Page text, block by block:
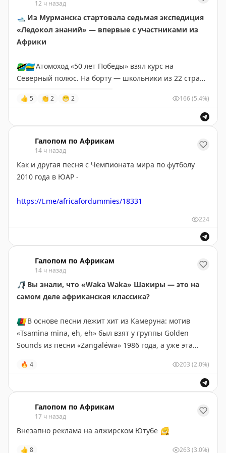
«Бурлаки на Волге», «Запорожцы пишут письмо
турецкому султану», «Иван Грозный и сын его Иван»,
«Не ждали», «Крестный ход в Курской губернии».
Telegram|ВК|Max
12 ч назад
🛥 Из Мурманска стартовала седьмая экспедиция
«Ледокол знаний» — впервые с участниками из
Африки
🇹🇿🇷🇼Атомоход «50 лет Победы» взял курс на
Северный полюс. На борту — школьники из 22 стран,
Руанды, которые увидят Арктику.
🥼За время рейса участники запустят стратосферную
платформу для мониторинга и проведут самый
северный интернациональный хоровод. Конкурс в
этом году был рекордным — 73 тысячи заявок на 22
места.
😅🤣😂🙂🙃
мы тоже есть) —
для всех, кто хотел познакомиться со сложным миром
Чёрного континента, но не знал, с чего начать
👍 5 👏 2 😁 2 166 (5.4%)
Галопом по Африкам
14 ч назад
Как и другая песня с Чемпионата мира по футболу
2010 года в ЮАР -
https://t.me/africafordummies/18331
224
Галопом по Африкам
14 ч назад
🎵 Вы знали, что «Waka Waka» Шакиры — это на
самом деле африканская классика?
🇨🇲В основе песни лежит хит из Камеруна: мотив
«Tsamina mina, eh, eh» был взят у группы Golden
Sounds из песни «Zangaléwa» 1986 года, а уже эта
камерунских солдат.
Весь мир узнал о песне на Чемпионате Мира 2010
года в ЮАР, и благодаря группе «Freshlyground» в
футбольный гимн был добавлен тот самый настоящий
африканский колорит, который навсегда стал
🔥 4 203 (2.0%)
Галопом по Африкам
17 ч назад
Внезапно реклама на алжирском Ютубе 😁
👍 8 263 (3.0%)